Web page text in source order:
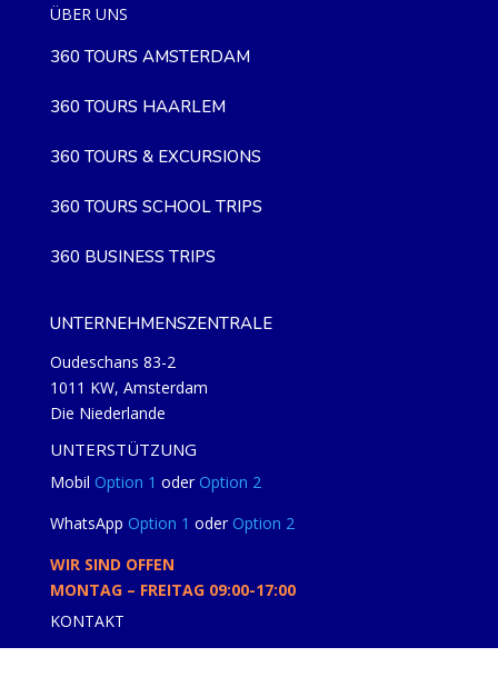
ÜBER UNS
360 TOURS AMSTERDAM
360 TOURS HAARLEM
360 TOURS & EXCURSIONS
360 TOURS SCHOOL TRIPS
360 BUSINESS TRIPS
UNTERNEHMENSZENTRALE
Oudeschans 83-2
1011 KW, Amsterdam
Die Niederlande
UNTERSTÜTZUNG
Mobil Option 1 oder Option 2
WhatsApp Option 1 oder Option 2
WIR SIND OFFEN
MONTAG – FREITAG 09:00-17:00
KONTAKT